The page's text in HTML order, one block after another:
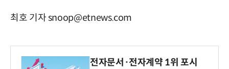
최호 기자 snoop@etnews.com
전자문서·전자계약 1위 포시